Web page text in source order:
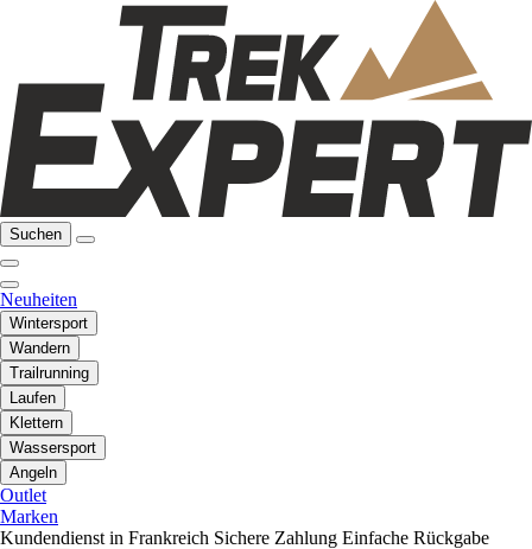
Suchen
Neuheiten
Wintersport
Wandern
Trailrunning
Laufen
Klettern
Wassersport
Angeln
Outlet
Marken
Kundendienst in Frankreich Sichere Zahlung Einfache Rückgabe